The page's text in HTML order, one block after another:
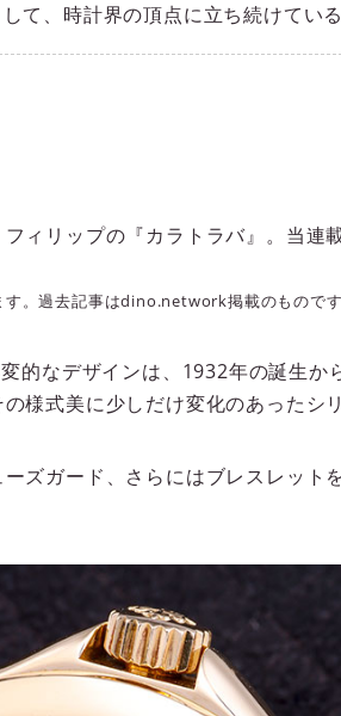
て、時計界の頂点に立ち続けている
ィリップの『カラトラバ』。当連
。過去記事はdino.network掲載のものです
的なデザインは、1932年の誕生か
様式美に少しだけ変化のあったシ
ズガード、さらにはブレスレット